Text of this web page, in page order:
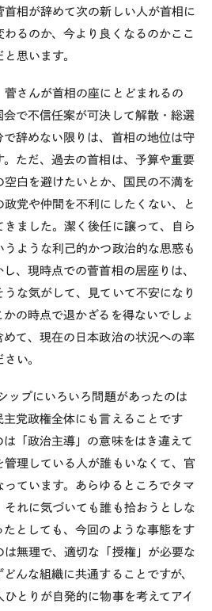
相が辞めて次の新しい人が首相に
るのか、今より良くなるのかここ
思います。
さんが首相の座にとどまれるの
で不信任案が可決して解散・総選
辞めない限りは、首相の地位は守
。ただ、過去の首相は、予算や重要
白を避けたいとか、国民の不満を
党や仲間を不利にしたくない、と
きました。潔く後任に譲って、自ら
ような利己的かつ政治的な思惑も
、現時点での菅首相の居座りは、
な気がして、見ていて不安になり
の時点で退かざるを得ないでしょ
めて、現在の日本政治の状況への率
い。
ップにいろいろ問題があったのは
党政権全体にも言えることです
「政治主導」の意味をはき違えて
管理している人が誰もいなくて、官
ています。あらゆるところでタマ
れに気づいても誰も拾おうとしな
たとしても、今回のような事態をす
無理で、適切な「授権」が必要な
んな組織に共通することですが、
ひとりが自発的に物事を考えてアイ